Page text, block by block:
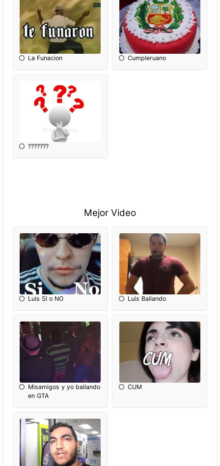
La Funacion Cumpleruano
???????
Mejor Video
Luis SI o NO Luis Bailando
Misamigos y yo bailando
en GTA
CUM